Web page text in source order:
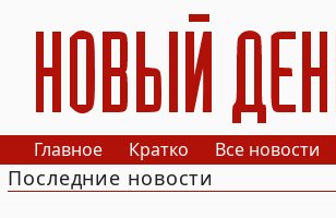
РИА Новый День
Главное Кратко Все новости
Последние новости